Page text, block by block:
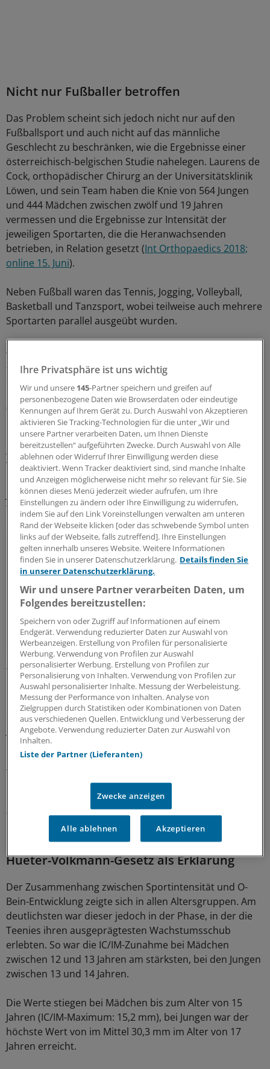
Nicht nur Fußballer betroffen
Das Problem scheint sich jedoch nicht nur auf den
Fußballsport und auch nicht auf das männliche
Geschlecht zu beschränken, wie die Ergebnisse einer
österreichisch-belgischen Studie nahelegen. Laurens de
Cock, orthopädischer Chirurg an der Universitätsklinik
Löwen, und sein Team haben die Knie von 564 Jungen
und 444 Mädchen zwischen zwölf und 19 Jahren
vermessen und die Ergebnisse zur Intensität der
jeweiligen Sportarten, die die Heranwachsenden
betrieben, in Relation gesetzt (Int Orthopaedics 2018;
online 15. Juni).
Neben Fußball waren das Tennis, Jogging, Volleyball,
Basketball und Tanzsport, wobei teilweise auch mehrere
Sportarten parallel ausgeübt wurden.
Als Messparameter dienten den Ärzten die Abstände
zwischen den beiden medialen Femurkondylen (IC)
sowie den beiden medialen Fußknöcheln (IM). Aus
beiden Messwerten wurde jeweils der Quotient gebildet
(IC/IM).
Die Daten der Teilnehmer wurden für drei
Altersgruppen ausgewertet: Zwölf- bis Dreizehnjährige,
Vierzehn- bis Fünfzehnjährige und Ältere. Mithilfe von
Fragebögen wurde eruiert, welche Sportarten die
Jugendlichen betrieben und wie viele Stunden sie pro
Woche damit zubrachten.
Studienergebnisse
Es gab eine deutliche Korrelation zwischen der
Intensität des Impact-Sports und der
Entwicklung zum O-Bein.
Der Zusammenhang war am deutlichsten in der
Phase mit ausgeprägtestem Wachstumsschub.
Was die Forscher feststellten, war eine deutliche
Korrelation zwischen der Intensität des High-Impact-
Sports und der Entwicklung der Knieausrichtung hin
zum O-Bein. Dazu trug nicht nur der Fußball, sondern
jede der untersuchten Sportarten ihr Scherflein bei.
Signifikant positive Assoziationen fanden sich für alle
Teilnehmer bei Fußball, Jogging und Volleyball, wobei
Letzteres die Fehlstellung sogar noch stärker zu
begünstigen schien als Fußball. Bei Mädchen war die
Trainingsintensität für alle untersuchten Sportarten mit
höheren IC/IM-Werten verknüpft.
Hueter-Volkmann-Gesetz als Erklärung
Der Zusammenhang zwischen Sportintensität und O-
Bein-Entwicklung zeigte sich in allen Altersgruppen. Am
deutlichsten war dieser jedoch in der Phase, in der die
Teenies ihren ausgeprägtesten Wachstumsschub
erlebten. So war die IC/IM-Zunahme bei Mädchen
zwischen 12 und 13 Jahren am stärksten, bei den Jungen
zwischen 13 und 14 Jahren.
Die Werte stiegen bei Mädchen bis zum Alter von 15
Jahren (IC/IM-Maximum: 15,2 mm), bei Jungen war der
höchste Wert von im Mittel 30,3 mm im Alter von 17
Jahren erreicht.
Ihre Privatsphäre ist uns wichtig
Wir und unsere 145-Partner speichern und greifen auf
personenbezogene Daten wie Browserdaten oder eindeutige
Kennungen auf Ihrem Gerät zu. Durch Auswahl von Akzeptieren
aktivieren Sie Tracking-Technologien für die unter „Wir und
unsere Partner verarbeiten Daten, um Ihnen Dienste
bereitzustellen“ aufgeführten Zwecke. Durch Auswahl von Alle
ablehnen oder Widerruf Ihrer Einwilligung werden diese
deaktiviert. Wenn Tracker deaktiviert sind, sind manche Inhalte
und Anzeigen möglicherweise nicht mehr so relevant für Sie. Sie
können dieses Menü jederzeit wieder aufrufen, um Ihre
Einstellungen zu ändern oder Ihre Einwilligung zu widerrufen,
indem Sie auf den Link Voreinstellungen verwalten am unteren
Rand der Webseite klicken [oder das schwebende Symbol unten
links auf der Webseite, falls zutreffend]. Ihre Einstellungen
gelten innerhalb unseres Website. Weitere Informationen
finden Sie in unserer Datenschutzerklärung. Details finden Sie
in unserer Datenschutzerklärung.
Wir und unsere Partner verarbeiten Daten, um
Folgendes bereitzustellen:
Speichern von oder Zugriff auf Informationen auf einem
Endgerät. Verwendung reduzierter Daten zur Auswahl von
Werbeanzeigen. Erstellung von Profilen für personalisierte
Werbung. Verwendung von Profilen zur Auswahl
personalisierter Werbung. Erstellung von Profilen zur
Personalisierung von Inhalten. Verwendung von Profilen zur
Auswahl personalisierter Inhalte. Messung der Werbeleistung.
Messung der Performance von Inhalten. Analyse von
Zielgruppen durch Statistiken oder Kombinationen von Daten
aus verschiedenen Quellen. Entwicklung und Verbesserung der
Angebote. Verwendung reduzierter Daten zur Auswahl von
Inhalten.
Liste der Partner (Lieferanten)
Zwecke anzeigen
Alle ablehnen Akzeptieren